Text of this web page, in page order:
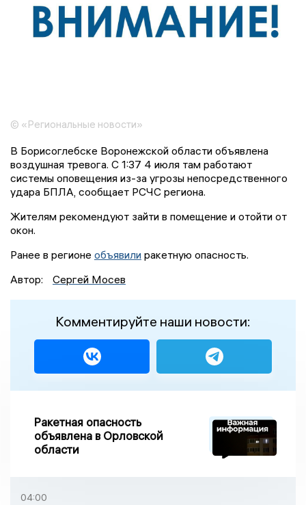
© «Региональные новости»
В Борисоглебске Воронежской области объявлена
воздушная тревога. С 1:37 4 июля там работают
системы оповещения из-за угрозы непосредственного
удара БПЛА, сообщает РСЧС региона.
Жителям рекомендуют зайти в помещение и отойти от
окон.
Ранее в регионе объявили ракетную опасность.
Автор:
Сергей Мосев
Комментируйте наши новости:
Ракетная опасность
объявлена в Орловской
области
04:00